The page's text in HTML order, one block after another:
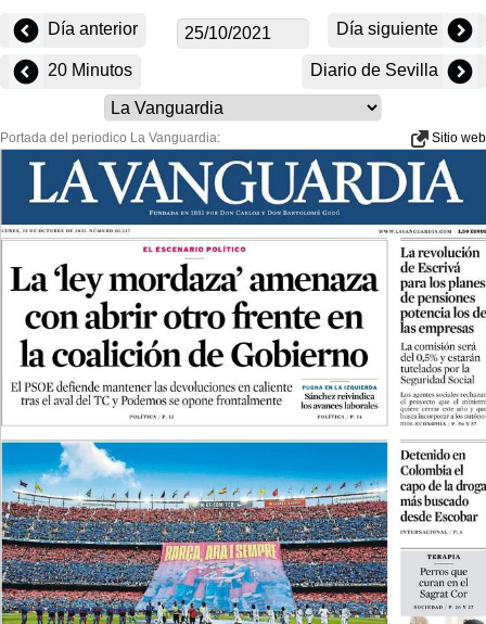
Día anterior Día siguiente
20 Minutos Diario de Sevilla
Portada del periodico La Vanguardia: Sitio web